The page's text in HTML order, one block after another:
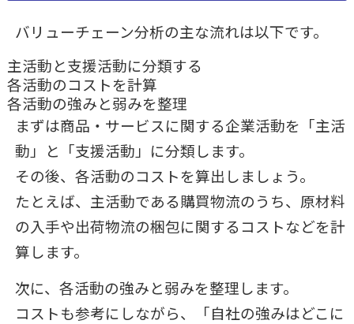
バリューチェーン分析の主な流れは以下です。
主活動と支援活動に分類する
各活動のコストを計算
各活動の強みと弱みを整理
まずは商品・サービスに関する企業活動を「主活
動」と「支援活動」に分類します。
その後、各活動のコストを算出しましょう。
たとえば、主活動である購買物流のうち、原材料
の入手や出荷物流の梱包に関するコストなどを計
算します。
次に、各活動の強みと弱みを整理します。
コストも参考にしながら、「自社の強みはどこに